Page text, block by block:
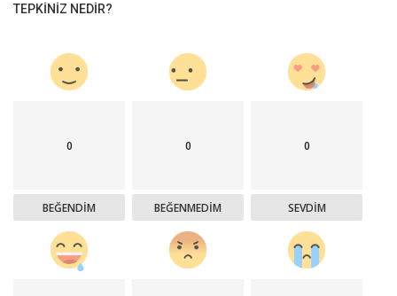
TEPKINIZ NEDIR?
0
BEĞENDIM
0
BEĞENMEDIM
0
SEVDIM